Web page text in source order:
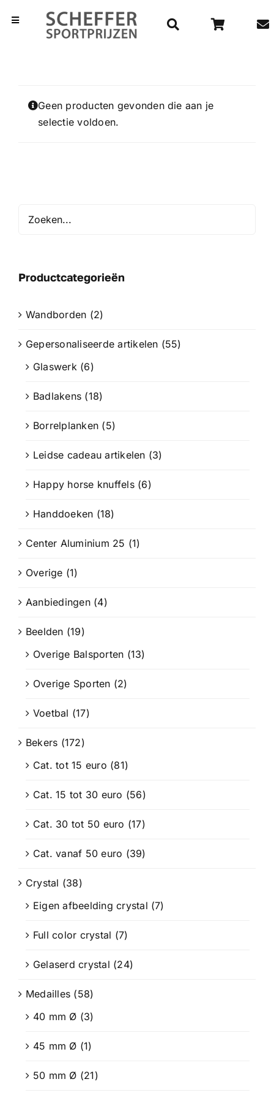
naarToggle
Navigation
Bekers
Rozetten
Crystal/glas
Geen producten gevonden die aan je
selectie voldoen.
Productcategorieën
Wandborden (2)
Gepersonaliseerde artikelen (55)
Glaswerk (6)
Badlakens (18)
Borrelplanken (5)
Leidse cadeau artikelen (3)
Happy horse knuffels (6)
Handdoeken (18)
Center Aluminium 25 (1)
Overige (1)
Aanbiedingen (4)
Beelden (19)
Overige Balsporten (13)
Overige Sporten (2)
Voetbal (17)
Bekers (172)
Cat. tot 15 euro (81)
Cat. 15 tot 30 euro (56)
Cat. 30 tot 50 euro (17)
Cat. vanaf 50 euro (39)
Crystal (38)
Eigen afbeelding crystal (7)
Full color crystal (7)
Gelaserd crystal (24)
Medailles (58)
40 mm Ø (3)
45 mm Ø (1)
50 mm Ø (21)